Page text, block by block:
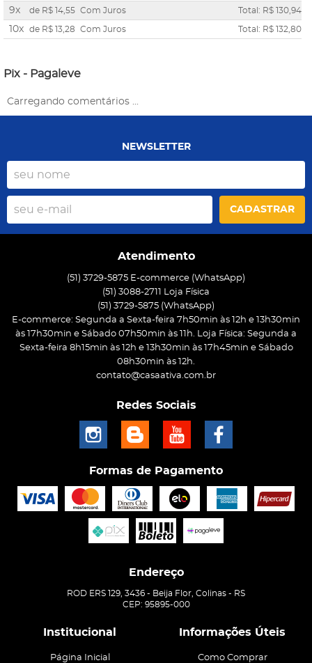
9x de R$ 14,55 Com Juros Total: R$ 130,94
10x de R$ 13,28 Com Juros Total: R$ 132,80
Pix - Pagaleve
Carregando comentários ...
NEWSLETTER
CADASTRAR
Atendimento
(51) 3729-5875 E-commerce (WhatsApp)
(51) 3088-2711 Loja Física
(51) 3729-5875 (WhatsApp)
E-commerce: Segunda a Sexta-feira 7h50min às 12h e 13h30min
às 17h30min e Sábado 07h50min às 11h. Loja Física: Segunda a
Sexta-feira 8h15min às 12h e 13h30min às 17h45min e Sábado
08h30min às 12h.
contato@casaativa.com.br
Redes Sociais
Formas de Pagamento
Endereço
ROD ERS 129, 3436 - Beija Flor, Colinas - RS
CEP: 95895-000
Institucional
Página Inicial
Informações Úteis
Como Comprar